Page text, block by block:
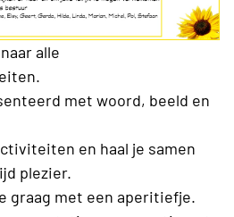
alle
met woord, beeld en
en haal je samen
plezier.
graag met een aperitiefje.